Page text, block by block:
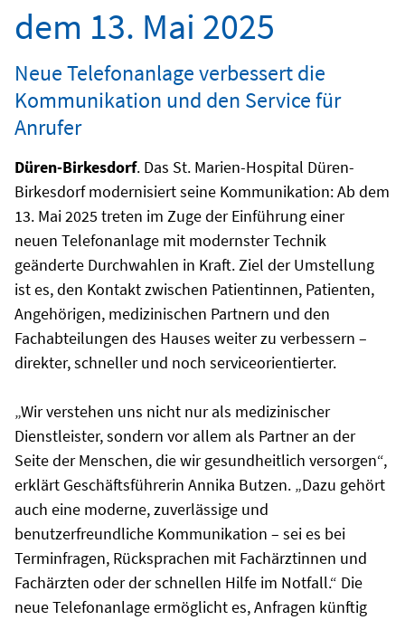
dem 13. Mai 2025
Neue Telefonanlage verbessert die
Kommunikation und den Service für
Anrufer
Düren-Birkesdorf. Das St. Marien-Hospital Düren-
Birkesdorf modernisiert seine Kommunikation: Ab dem
13. Mai 2025 treten im Zuge der Einführung einer
neuen Telefonanlage mit modernster Technik
geänderte Durchwahlen in Kraft. Ziel der Umstellung
ist es, den Kontakt zwischen Patientinnen, Patienten,
Angehörigen, medizinischen Partnern und den
Fachabteilungen des Hauses weiter zu verbessern –
direkter, schneller und noch serviceorientierter.
„Wir verstehen uns nicht nur als medizinischer
Dienstleister, sondern vor allem als Partner an der
Seite der Menschen, die wir gesundheitlich versorgen“,
erklärt Geschäftsführerin Annika Butzen. „Dazu gehört
auch eine moderne, zuverlässige und
benutzerfreundliche Kommunikation – sei es bei
Terminfragen, Rücksprachen mit Fachärztinnen und
Fachärzten oder der schnellen Hilfe im Notfall.“ Die
neue Telefonanlage ermöglicht es, Anfragen künftig